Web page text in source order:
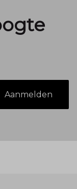
Aanmelden